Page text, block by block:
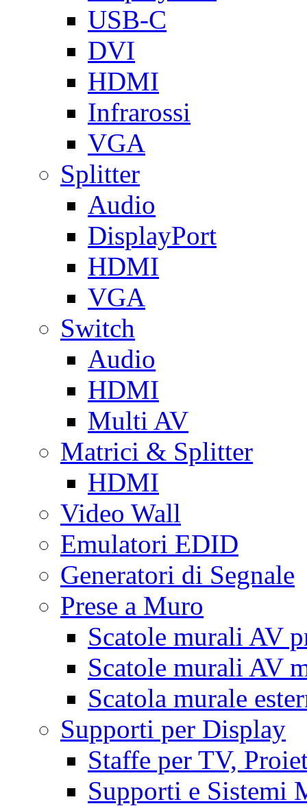
USB-C
DVI
HDMI
Infrarossi
VGA
Splitter
Audio
DisplayPort
HDMI
VGA
Switch
Audio
HDMI
Multi AV
Matrici & Splitter
HDMI
Video Wall
Emulatori EDID
Generatori di Segnale
Prese a Muro
Scatole murali AV
Scatole murali AV
Scatola murale
Supporti per Display
Staffe per TV,
Supporti e Sistemi